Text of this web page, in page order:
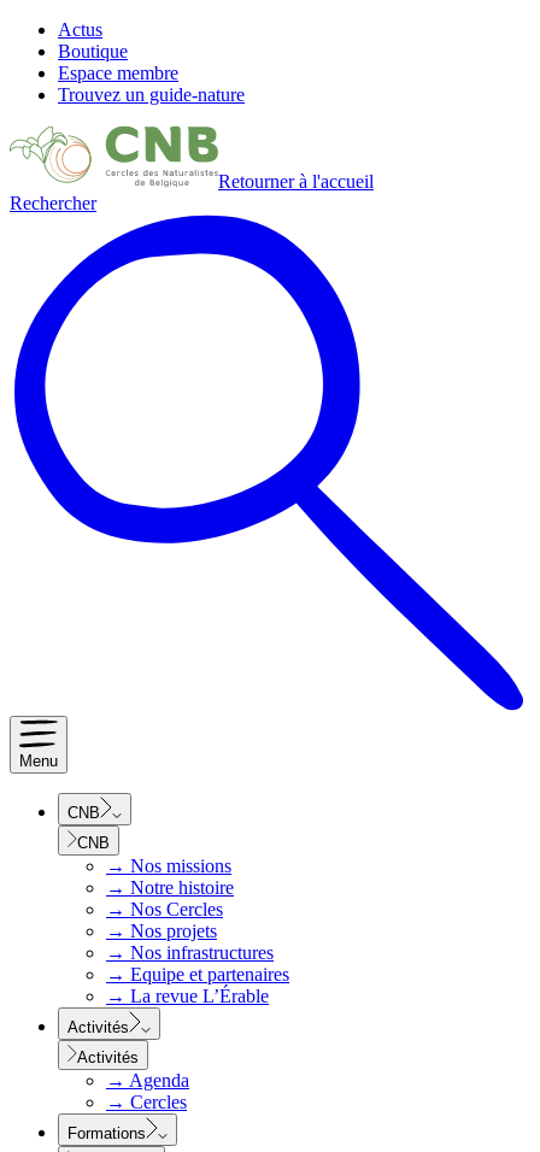
Actus
Boutique
Espace membre
Trouvez un guide-nature
Retourner à l'accueil
Rechercher
Menu
CNB
CNB
→ Nos missions
→ Notre histoire
→ Nos Cercles
→ Nos projets
→ Nos infrastructures
→ Equipe et partenaires
→ La revue L’Érable
Activités
Activités
→ Agenda
→ Cercles
Formations